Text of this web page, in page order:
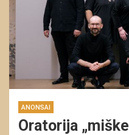
ANONSAI
Oratorija